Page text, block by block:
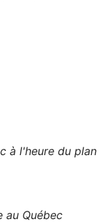
à l'heure du plan
au Québec